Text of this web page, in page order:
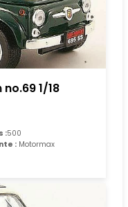
1/18
:500
: Motormax